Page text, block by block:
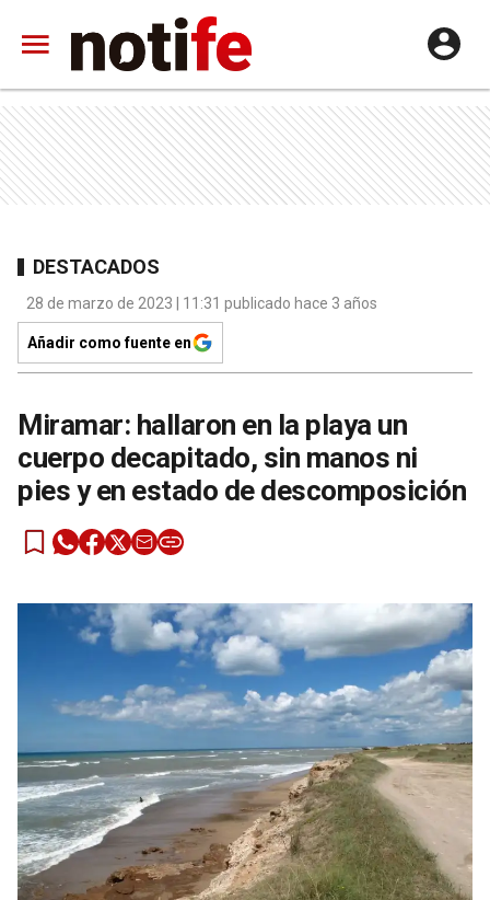
DESTACADOS
28 de marzo de 2023 | 11:31 publicado hace 3 años
Añadir como fuente en
Miramar: hallaron en la playa un
cuerpo decapitado, sin manos ni
pies y en estado de descomposición